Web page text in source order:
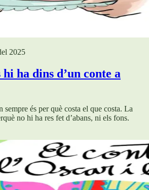
2025
ha dins d’un conte a
sempre és per què costa el que costa. La
no hi ha res fet d’abans, ni els fons.